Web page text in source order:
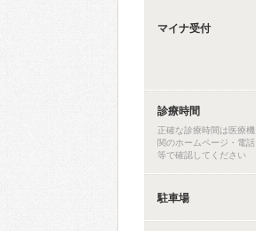
マイナ受付
診療時間
正確な診療時間は医療機
関のホームページ・電話
等で確認してください
駐車場